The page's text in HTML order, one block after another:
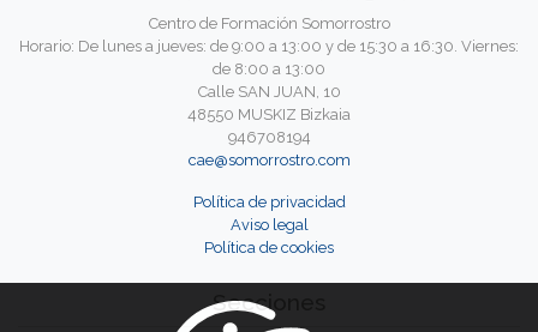
Centro de Formación Somorrostro
Horario: De lunes a jueves: de 9:00 a 13:00 y de 15:30 a 16:30. Viernes:
de 8:00 a 13:00
Calle SAN JUAN, 10
48550 MUSKIZ Bizkaia
946708194
cae@somorrostro.com
Política de privacidad
Aviso legal
Política de cookies
Secciones